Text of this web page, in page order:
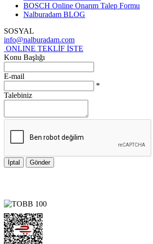
BOSCH Online Onarım Talep Formu
Nalburadam BLOG
SOSYAL
info@nalburadam.com
ONLINE TEKLİF İSTE
Konu Başlığı
E-mail
*
Talebiniz
İptal Gönder